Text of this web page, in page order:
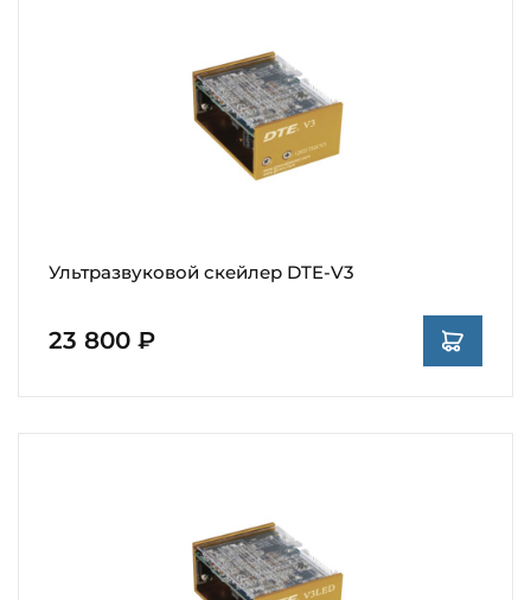
Ультразвуковой скейлер DTE-V3
23 800 ₽